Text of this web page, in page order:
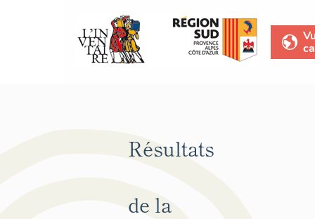
Résultats
de la